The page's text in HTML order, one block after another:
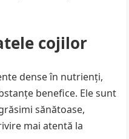
cojilor
dense în nutrienți,
benefice. Ele sunt
sănătoase,
mai atentă la